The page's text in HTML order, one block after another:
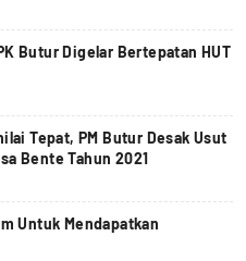
Butur Digelar Bertepatan HUT
Tepat, PM Butur Desak Usut
Bente Tahun 2021
Untuk Mendapatkan